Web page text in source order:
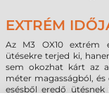
EXTRÉM
Az M3 OX10 extrém
ütésekre terjed ki,
sem okozhat kárt az
méter magasságból,
esésből eredő